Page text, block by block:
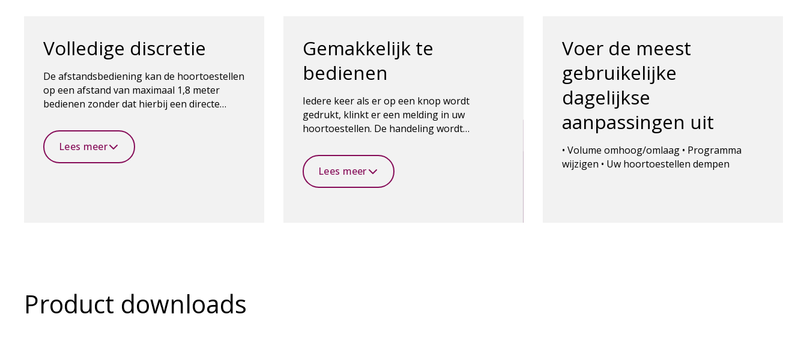
Volledige discretie
De afstandsbediening kan de hoortoestellen
op een afstand van maximaal 1,8 meter
bedienen zonder dat hierbij een directe
hoortoestellen nodig is.
Lees meer
Gemakkelijk te
bedienen
Iedere keer als er op een knop wordt
gedrukt, klinkt er een melding in uw
hoortoestellen. De handeling wordt
een visuele indicatie bevestigd en de
gebruiker hoort en voelt een discrete klik.
Lees meer
Voer de meest
gebruikelijke
dagelijkse
aanpassingen uit
• Volume omhoog/omlaag • Programma
wijzigen • Uw hoortoestellen dempen
Product downloads